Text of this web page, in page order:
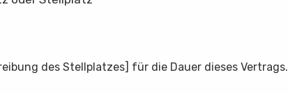
des Stellplatzes] für die Dauer dieses Vertrags.